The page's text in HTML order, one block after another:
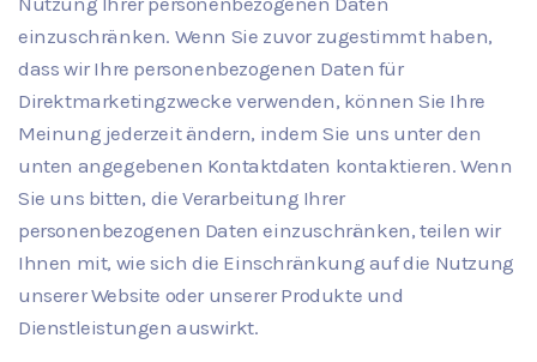
einzuschränken. Wenn Sie zuvor zugestimmt haben,
dass wir Ihre personenbezogenen Daten für
Direktmarketingzwecke verwenden, können Sie Ihre
Meinung jederzeit ändern, indem Sie uns unter den
unten angegebenen Kontaktdaten kontaktieren. Wenn
Sie uns bitten, die Verarbeitung Ihrer
personenbezogenen Daten einzuschränken, teilen wir
Ihnen mit, wie sich die Einschränkung auf die Nutzung
unserer Website oder unserer Produkte und
Dienstleistungen auswirkt.